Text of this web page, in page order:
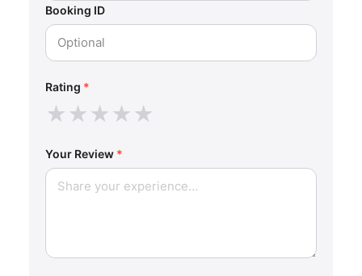
Booking ID
Rating *
★★★★★
Your Review *